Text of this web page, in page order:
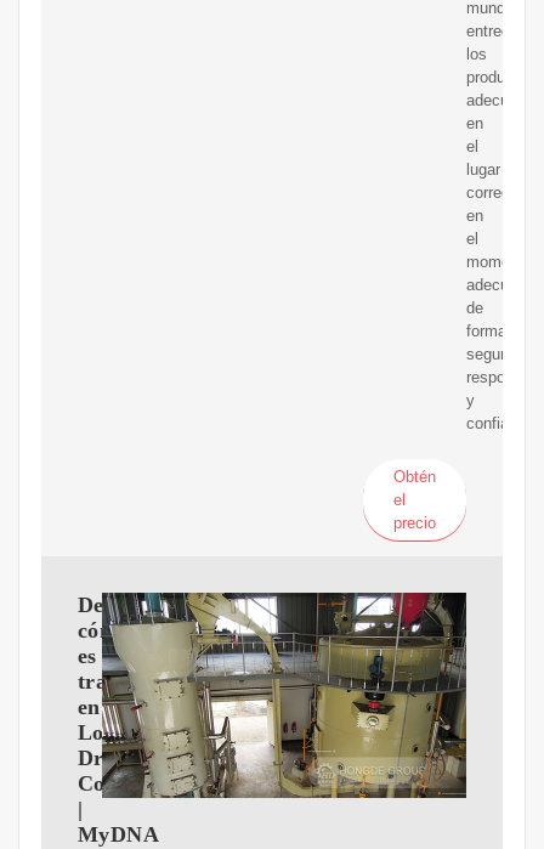
mundo,
entregando
los
productos
adecuados
en
el
lugar
correcto,
en
el
momento
adecuado,
de
forma
segura,
y
confiable.
Obtén
el
precio
Descubre
cómo
es
trabajar
en
Louis
Dreyfus
Company
|
MyDNA